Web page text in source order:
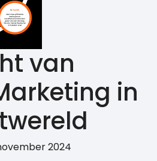
van
in
2024